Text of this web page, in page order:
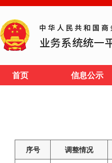
首页 信息公示
序号 调整情况